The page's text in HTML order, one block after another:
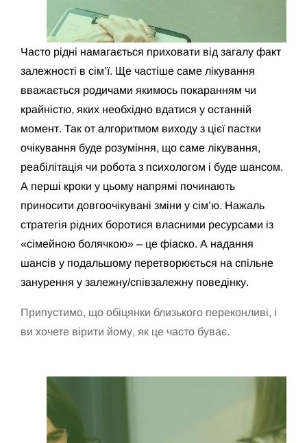
Часто рідні намагається приховати від загалу факт
залежності в сім’ї. Ще частіше саме лікування
вважається родичами якимось покаранням чи
крайністю, яких необхідно вдатися у останній
момент. Так от алгоритмом виходу з цієї пастки
очікування буде розуміння, що саме лікування,
реабілітація чи робота з психологом і буде шансом.
А перші кроки у цьому напрямі починають
приносити довгоочікувані зміни у сім’ю. Нажаль
стратегія рідних боротися власними ресурсами із
«сімейною болячкою» – це фіаско. А надання
шансів у подальшому перетворюється на спільне
занурення у залежну/співзалежну поведінку.
Припустимо, що обіцянки близького переконливі, і
ви хочете вірити йому, як це часто буває.